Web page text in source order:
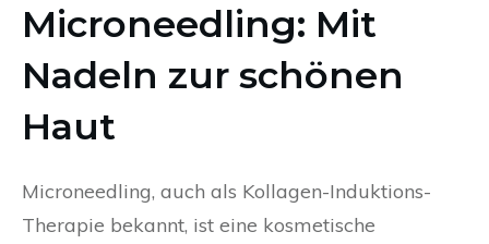
Microneedling: Mit
Nadeln zur schönen
Haut
Microneedling, auch als Kollagen-Induktions-
Therapie bekannt, ist eine kosmetische